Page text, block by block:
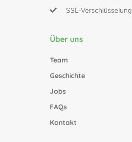
SSL-Verschlüsselung
Über uns
Team
Geschichte
Jobs
FAQs
Kontakt